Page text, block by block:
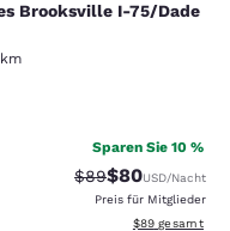
I-
Brooksville I-75/Dade
Gut. 1204 Bewertungen
Sparen Sie 10 %
Durchgestrichener
$89Vergünstigter
$80USD/Nacht
Preis für Mitglieder
Geschätzte
$89 gesamt